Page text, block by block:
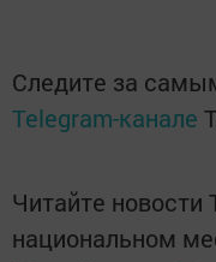
Следите за
Telegram-канале
Читайте новости
национальном